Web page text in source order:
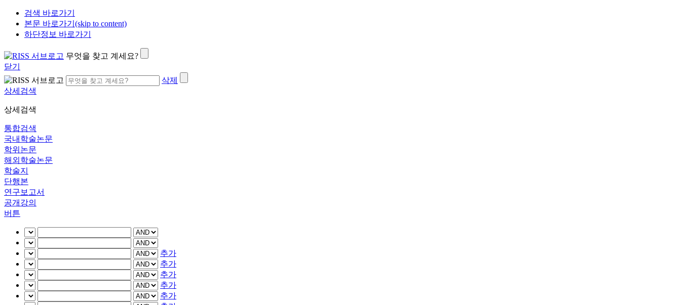
검색 바로가기
본문 바로가기(skip to content)
하단정보 바로가기
무엇을 찾고 계세요?
닫기
삭제
상세검색
상세검색
통합검색
국내학술논문
학위논문
해외학술논문
학술지
단행본
연구보고서
공개강의
버튼
추가
추가
추가
추가
추가